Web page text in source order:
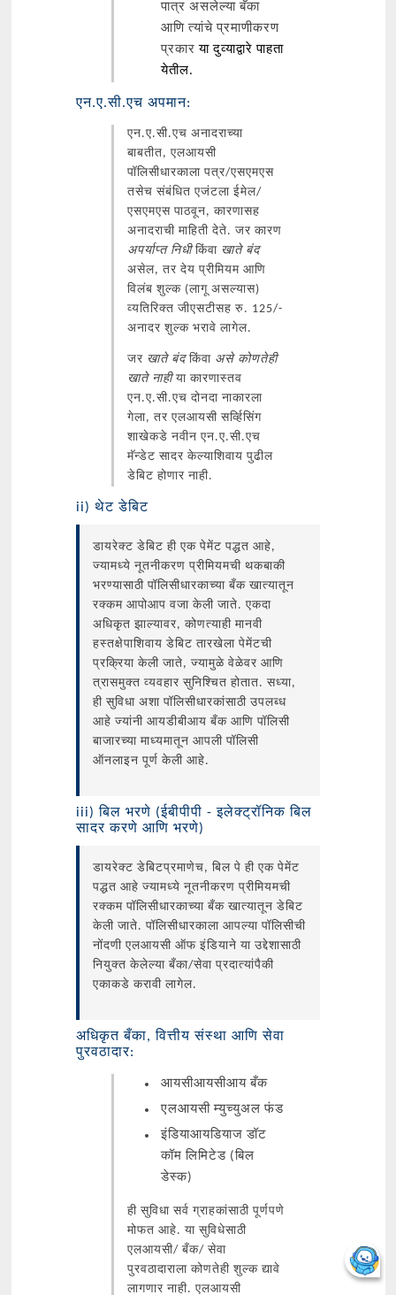
पात्र असलेल्या बँका
आणि त्यांचे प्रमाणीकरण
प्रकारया दुव्याद्वारे पाहता
येतील.
एन.ए.सी.एच अपमान:
एन.ए.सी.एच अनादराच्या
बाबतीत, एलआयसी
पॉलिसीधारकाला पत्र/एसएमएस
तसेच संबंधित एजंटला ईमेल/
एसएमएस पाठवून, कारणासह
अनादराची माहिती देते. जर कारण
अपर्याप्त निधीकिंवा खाते बंद
असेल, तर देय प्रीमियम आणि
विलंब शुल्क (लागू असल्यास)
व्यतिरिक्त जीएसटीसह रु. 125/-
अनादर शुल्क भरावे लागेल.
जर खाते बंदकिंवा असे कोणतेही
खाते नाहीया कारणास्तव
एन.ए.सी.एच दोनदा नाकारला
गेला, तर एलआयसी सर्व्हिसिंग
शाखेकडे नवीन एन.ए.सी.एच
मॅन्डेट सादर केल्याशिवाय पुढील
डेबिट होणार नाही.
ii) थेट डेबिट
डायरेक्ट डेबिट ही एक पेमेंट पद्धत आहे,
ज्यामध्ये नूतनीकरण प्रीमियमची थकबाकी
भरण्यासाठी पॉलिसीधारकाच्या बँक खात्यातून
रक्कम आपोआप वजा केली जाते. एकदा
अधिकृत झाल्यावर, कोणत्याही मानवी
हस्तक्षेपाशिवाय डेबिट तारखेला पेमेंटची
प्रक्रिया केली जाते, ज्यामुळे वेळेवर आणि
त्रासमुक्त व्यवहार सुनिश्चित होतात. सध्या,
ही सुविधा अशा पॉलिसीधारकांसाठी उपलब्ध
आहे ज्यांनी आयडीबीआय बँक आणि पॉलिसी
बाजारच्या माध्यमातून आपली पॉलिसी
ऑनलाइन पूर्ण केली आहे.
iii) बिल भरणे (ईबीपीपी - इलेक्ट्रॉनिक बिल
सादर करणे आणि भरणे)
डायरेक्ट डेबिटप्रमाणेच, बिल पे ही एक पेमेंट
पद्धत आहे ज्यामध्ये नूतनीकरण प्रीमियमची
रक्कम पॉलिसीधारकाच्या बँक खात्यातून डेबिट
केली जाते. पॉलिसीधारकाला आपल्या पॉलिसीची
नोंदणी एलआयसी ऑफ इंडियाने या उद्देशासाठी
नियुक्त केलेल्या बँका/सेवा प्रदात्यांपैकी
एकाकडे करावी लागेल.
अधिकृत बँका, वित्तीय संस्था आणि सेवा
पुरवठादार:
आयसीआयसीआय बँक
एलआयसी म्युच्युअल फंड
इंडियाआयडियाज डॉट
कॉम लिमिटेड (बिल
डेस्क)
ही सुविधा सर्व ग्राहकांसाठी पूर्णपणे
मोफत आहे. या सुविधेसाठी
एलआयसी/ बँक/ सेवा
पुरवठादाराला कोणतेही शुल्क द्यावे
लागणार नाही. एलआयसी